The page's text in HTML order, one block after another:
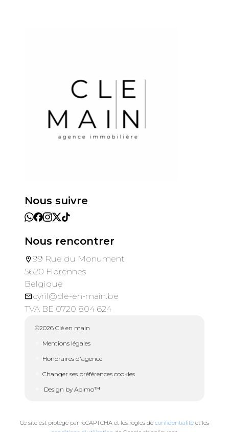
Nous suivre
Nous rencontrer
99 Rue du Monument
5620 Florennes
Belgique
cyril@cle-en-main.be
TVA BE 0720 804 624
©2026 Clé en main
Mentions légales
Honoraires d'agence
Changer ses préférences cookies
Design by Apimo™
Ce site est protégé par reCAPTCHA et les règles de confidentialité et les